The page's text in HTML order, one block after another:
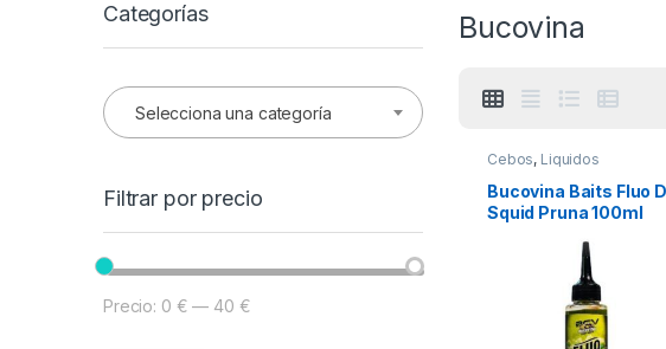
Bucovina
Cebos, Liquidos
Bucovina Baits Fluo
Squid Pruna 100ml
Categorías
Selecciona una categoría
Filtrar por precio
Precio: 0 € — 40 €